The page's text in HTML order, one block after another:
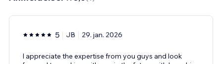
5 JB 29. jan. 2026
I appreciate the expertise from you guys and look